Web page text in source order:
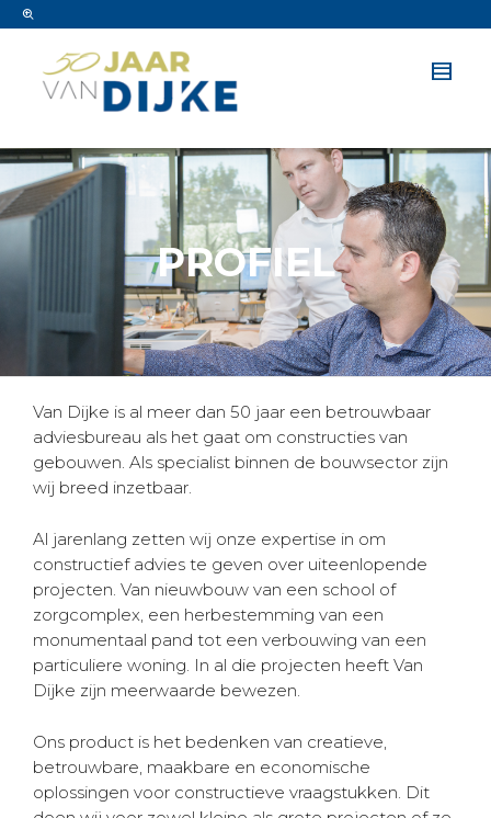
PROFIEL
Van Dijke is al meer dan 50 jaar een betrouwbaar
adviesbureau als het gaat om constructies van
gebouwen. Als specialist binnen de bouwsector zijn
wij breed inzetbaar.
Al jarenlang zetten wij onze expertise in om
constructief advies te geven over uiteenlopende
projecten. Van nieuwbouw van een school of
zorgcomplex, een herbestemming van een
monumentaal pand tot een verbouwing van een
particuliere woning. In al die projecten heeft Van
Dijke zijn meerwaarde bewezen.
Ons product is het bedenken van creatieve,
betrouwbare, maakbare en economische
oplossingen voor constructieve vraagstukken. Dit